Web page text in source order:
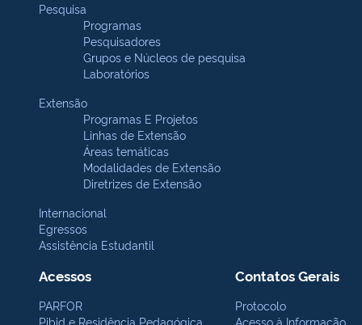
Pesquisa
Programas
Pesquisadores
Grupos e Núcleos de pesquisa
Laboratórios
Extensão
Programas E Projetos
Linhas de Extensão
Áreas temáticas
Modalidades de Extensão
Diretrizes de Extensão
Internacional
Egressos
Assistência Estudantil
Acessos
PARFOR
Pibid e Residência Pedagógica
Contatos Gerais
Protocolo
Acesso à Informação